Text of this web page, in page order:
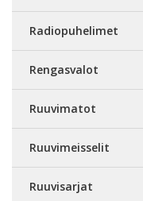
Radiopuhelimet
Rengasvalot
Ruuvimatot
Ruuvimeisselit
Ruuvisarjat